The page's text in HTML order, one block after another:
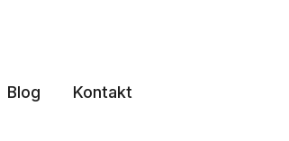
Blog Kontakt